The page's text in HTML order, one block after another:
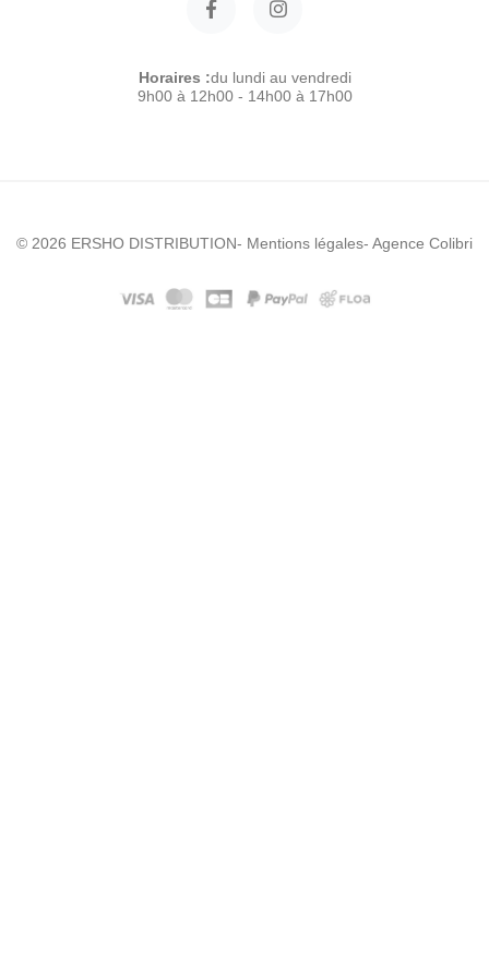
Horaires :du lundi au vendredi
9h00 à 12h00 - 14h00 à 17h00
© 2026 ERSHO DISTRIBUTION- Mentions légales- Agence Colibri